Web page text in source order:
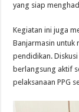
yang siap
Kegiatan ini juga
Banjarmasin untuk
pendidikan.
berlangsung aktif
pelaksanaan PPG